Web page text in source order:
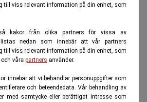
till viss relevant information på din enhet, som
kakor från olika partners för vissa av
nedan som innebär att vår partners
till viss relevant information på din enhet, som
våra partners använder.
innebär att vi behandlar personuppgifter som
och beteendedata. Vår behandling av
med samtycke eller berättigat intresse som